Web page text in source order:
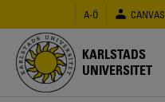
huvudinnehåll
A-Ö CANVAS
KARLSTADS
UNIVERSITET